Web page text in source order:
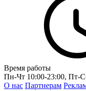
Время работы
Пн-Чт 10:00-23:00, Пт-
О нас Партнерам